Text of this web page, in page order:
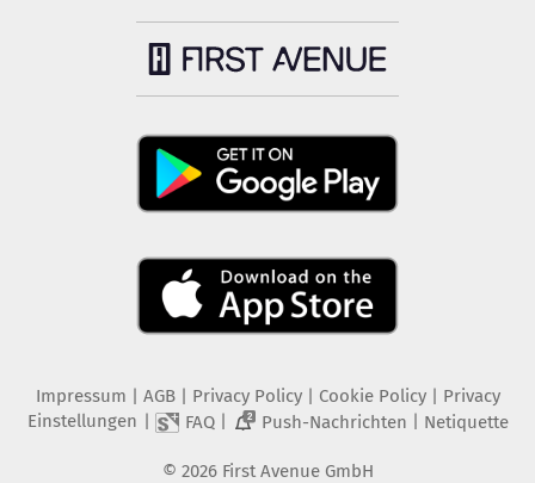
Impressum AGB Privacy Policy| Cookie Policy| Privacy
Einstellungen
FAQ| 2 Push-Nachrichten Netiquette
© 2026 First Avenue GmbH